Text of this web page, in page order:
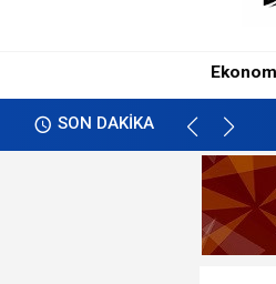
SON DAKİKA